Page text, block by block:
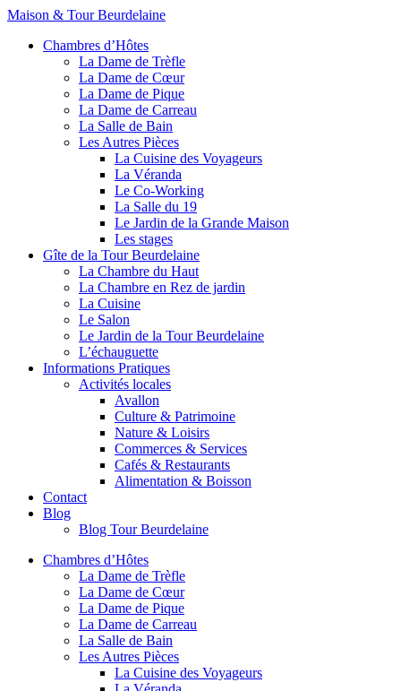
Maison & Tour Beurdelaine
Chambres d’Hôtes
La Dame de Trèfle
La Dame de Cœur
La Dame de Pique
La Dame de Carreau
La Salle de Bain
Les Autres Pièces
La Cuisine des Voyageurs
La Véranda
Le Co-Working
La Salle du 19
Le Jardin de la Grande Maison
Les stages
Gîte de la Tour Beurdelaine
La Chambre du Haut
La Chambre en Rez de jardin
La Cuisine
Le Salon
Le Jardin de la Tour Beurdelaine
L’échauguette
Informations Pratiques
Activités locales
Avallon
Culture & Patrimoine
Nature & Loisirs
Commerces & Services
Cafés & Restaurants
Alimentation & Boisson
Contact
Blog
Blog Tour Beurdelaine
Chambres d’Hôtes
La Dame de Trèfle
La Dame de Cœur
La Dame de Pique
La Dame de Carreau
La Salle de Bain
Les Autres Pièces
La Cuisine des Voyageurs